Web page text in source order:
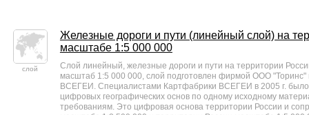
слой
Железные дороги и пути (линейный слой) на
масштабе 1:5 000 000
Слой линейный, железные дороги и пути на территории
масштаб 1:5 000 000, слой подготовлен фирмой ООО "Торинс"
ВСЕГЕИ. Специалистами Картфабрики ВСЕГЕИ в 2005 г. было
цифровых географических основ по одному исходному
требованиям. Это цифровая основа территории России и